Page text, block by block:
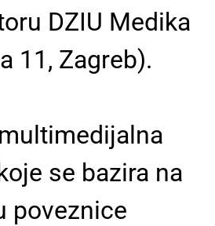
DZIU Medika
11, Zagreb).
se bazira na
poveznice